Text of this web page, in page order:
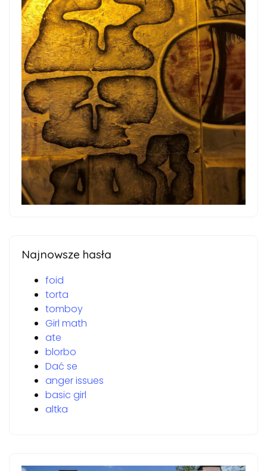
Najnowsze hasła
foid
torta
tomboy
Girl math
ate
blorbo
Dać se
anger issues
basic girl
altka